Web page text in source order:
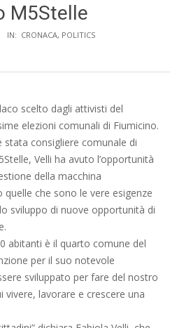
M5Stelle
IN: CRONACA, POLITICS
scelto dagli attivisti del
elezioni comunali di Fiumicino.
stata consigliere comunale di
Velli ha avuto l’opportunità
della macchina
che sono le vere esigenze
sviluppo di nuove opportunità di
abitanti è il quarto comune del
per il suo notevole
sviluppato per fare del nostro
lavorare e crescere una